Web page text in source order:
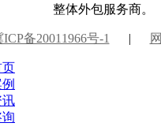
整体外包服务商。
ICP备20011966号-1 |
页
讯